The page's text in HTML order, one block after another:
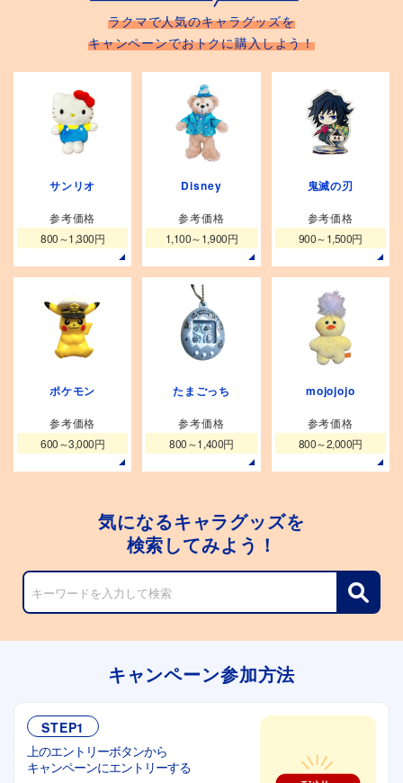
ラクマで人気のキャラグッズを
キャンペーンでおトクに購入しよう！
サンリオ
参考価格
800～1,300円
Disney
参考価格
1,100～1,900円
鬼滅の刃
参考価格
900～1,500円
ポケモン
参考価格
600～3,000円
たまごっち
参考価格
800～1,400円
mojojojo
参考価格
800～2,000円
気になるキャラグッズを
検索してみよう！
キャンペーン参加方法
STEP1
上のエントリーボタンから
キャンペーンにエントリーする